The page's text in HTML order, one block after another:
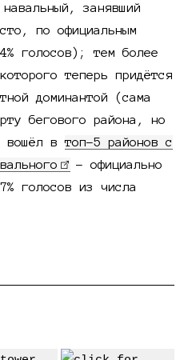
занявший
по официальным
голосов); тем более
теперь придётся
доминантой (сама
бегового района, но
вошёл втоп-5 районов с
- официально
голосов из числа